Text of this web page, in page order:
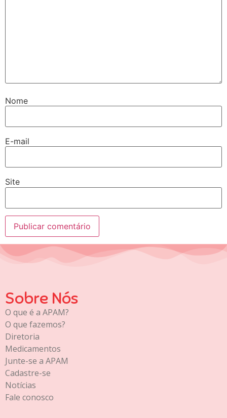
Nome
E-mail
Site
Sobre Nós
O que é a APAM?
O que fazemos?
Diretoria
Medicamentos
Junte-se a APAM
Cadastre-se
Notícias
Fale conosco